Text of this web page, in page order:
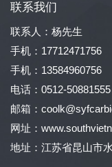
联系我们
联系人：杨先生
手机：17712471756
手机：13584960756
电话：0512-50881555
邮箱：
网址：
地址：江苏省昆山市